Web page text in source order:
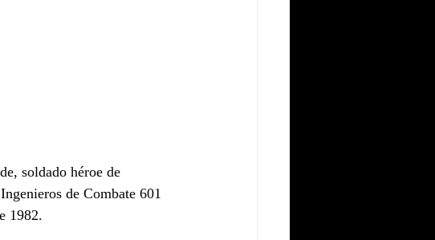
soldado héroe de
de Combate 601
1982.